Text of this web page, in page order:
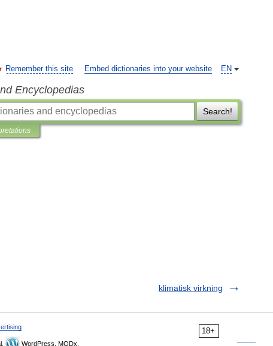
EN
Remember this site Embed dictionaries into your website
Encyclopedias
Search!
klimatisk virkning
18+
WordPress, MODx.